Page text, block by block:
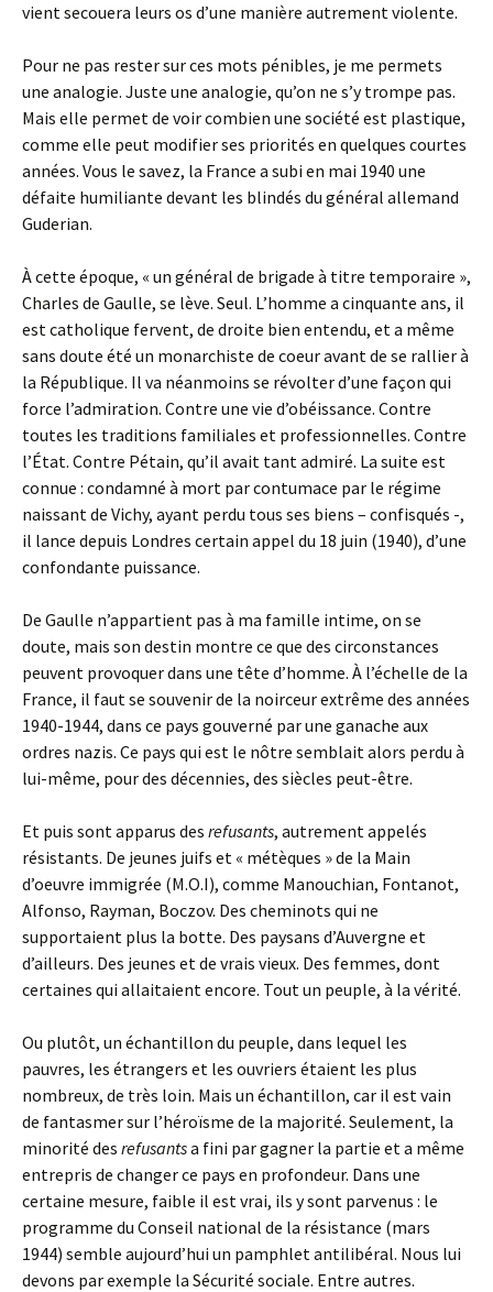
vient secouera leurs os d’une manière autrement violente.
Pour ne pas rester sur ces mots pénibles, je me permets
une analogie. Juste une analogie, qu’on ne s’y trompe pas.
Mais elle permet de voir combien une société est plastique,
comme elle peut modifier ses priorités en quelques courtes
années. Vous le savez, la France a subi en mai 1940 une
défaite humiliante devant les blindés du général allemand
Guderian.
À cette époque, « un général de brigade à titre temporaire »,
Charles de Gaulle, se lève. Seul. L’homme a cinquante ans, il
est catholique fervent, de droite bien entendu, et a même
sans doute été un monarchiste de coeur avant de se rallier à
la République. Il va néanmoins se révolter d’une façon qui
force l’admiration. Contre une vie d’obéissance. Contre
toutes les traditions familiales et professionnelles. Contre
l’État. Contre Pétain, qu’il avait tant admiré. La suite est
connue : condamné à mort par contumace par le régime
naissant de Vichy, ayant perdu tous ses biens – confisqués -,
il lance depuis Londres certain appel du 18 juin (1940), d’une
confondante puissance.
De Gaulle n’appartient pas à ma famille intime, on se
doute, mais son destin montre ce que des circonstances
peuvent provoquer dans une tête d’homme. À l’échelle de la
France, il faut se souvenir de la noirceur extrême des années
1940-1944, dans ce pays gouverné par une ganache aux
ordres nazis. Ce pays qui est le nôtre semblait alors perdu à
lui-même, pour des décennies, des siècles peut-être.
Et puis sont apparus des refusants, autrement appelés
résistants. De jeunes juifs et « métèques » de la Main
d’oeuvre immigrée (M.O.I), comme Manouchian, Fontanot,
Alfonso, Rayman, Boczov. Des cheminots qui ne
supportaient plus la botte. Des paysans d’Auvergne et
d’ailleurs. Des jeunes et de vrais vieux. Des femmes, dont
certaines qui allaitaient encore. Tout un peuple, à la vérité.
Ou plutôt, un échantillon du peuple, dans lequel les
pauvres, les étrangers et les ouvriers étaient les plus
nombreux, de très loin. Mais un échantillon, car il est vain
de fantasmer sur l’héroïsme de la majorité. Seulement, la
minorité des refusantsa fini par gagner la partie et a même
entrepris de changer ce pays en profondeur. Dans une
certaine mesure, faible il est vrai, ils y sont parvenus : le
programme du Conseil national de la résistance (mars
1944) semble aujourd’hui un pamphlet antilibéral. Nous lui
devons par exemple la Sécurité sociale. Entre autres.